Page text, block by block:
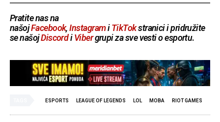
Pratite nas na
našojFacebook,InstagramiTikTokstranici i pridružite
se našojDiscordiVibergrupi za sve vesti o esportu.
ESPORTS LEAGUE OF LEGENDS LOL MOBA RIOT GAMES